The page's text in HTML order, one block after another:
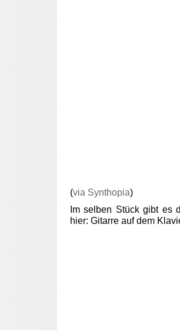
(via Synthopia)
Im selben Stück gibt es
hier: Gitarre auf dem